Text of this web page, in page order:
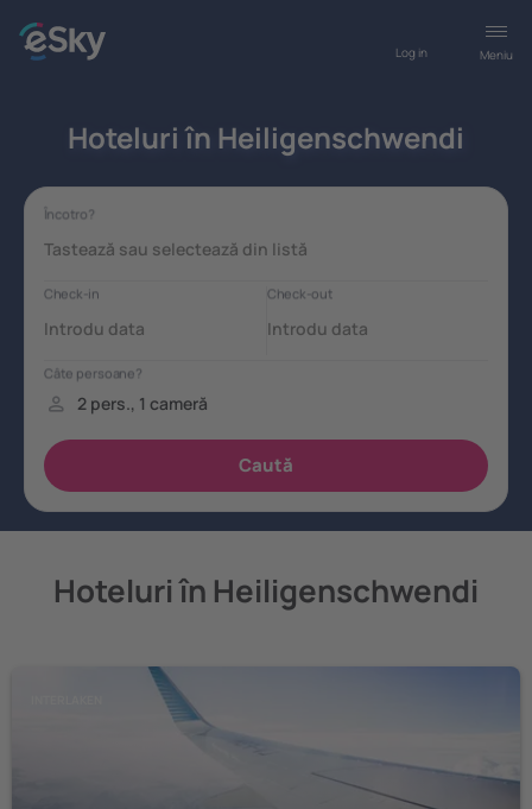
Meniu
Log in
Hoteluri în Heiligenschwendi
Hoteluri în Heiligenschwendi